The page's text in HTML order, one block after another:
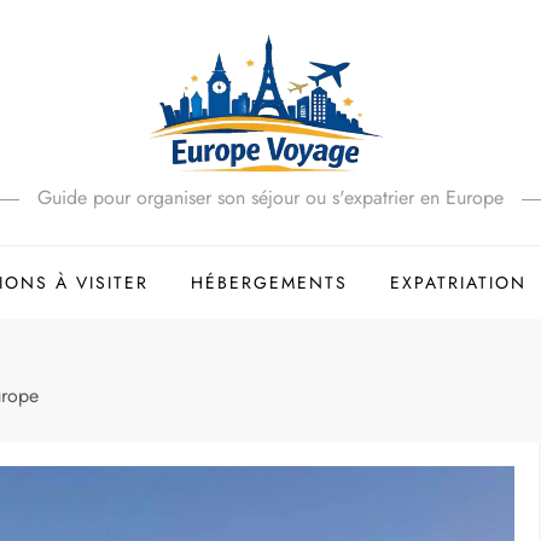
Guide pour organiser son séjour ou s'expatrier en Europe